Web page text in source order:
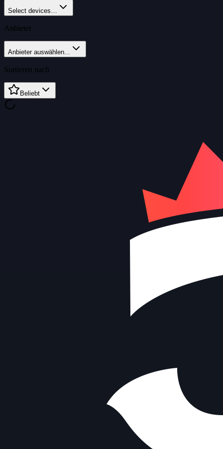
Select devices…
Anbieter
Anbieter auswählen...
Sortieren nach
Beliebt